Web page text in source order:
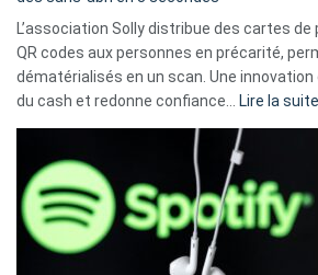
L’association Solly distribue des cartes
QR codes aux personnes en précarité,
dématérialisés en un scan. Une
du cash et redonne confiance… Lire la suite